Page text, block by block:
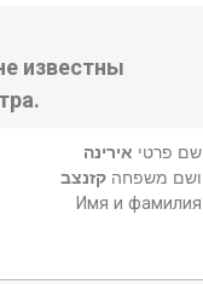
известны
שם פרטי אירינה
ושם משפחהקזנצב
Имя и фамилия